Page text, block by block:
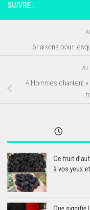
SUIVRE :
6 raisons pour
4 Hommes chantent «
Ce fruit
à vos yeux